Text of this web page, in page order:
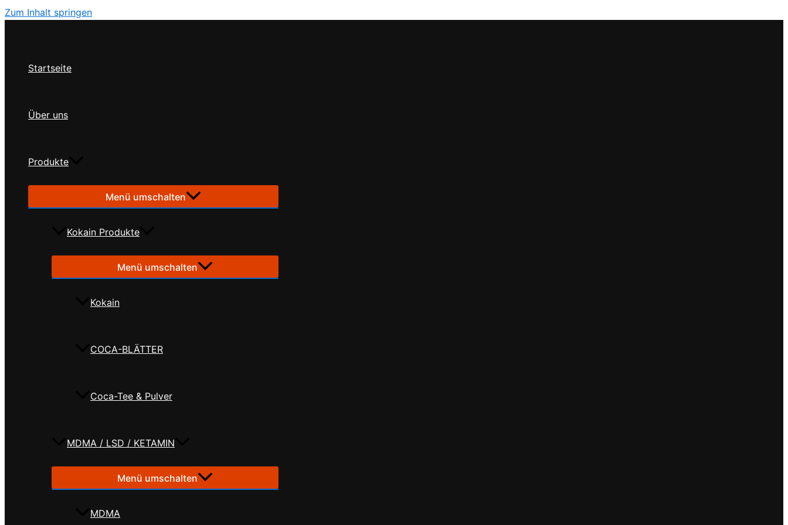
Zum Inhalt springen
Startseite
Über uns
Produkte
Menü umschalten
Kokain Produkte
Menü umschalten
Kokain
COCA-BLÄTTER
Coca-Tee & Pulver
MDMA / LSD / KETAMIN
Menü umschalten
MDMA